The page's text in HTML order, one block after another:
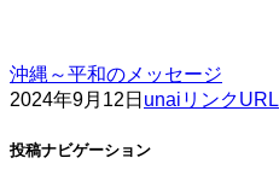
沖縄～平和のメッセージ
2024年9月12日 unai リンクURL
投稿ナビゲーション